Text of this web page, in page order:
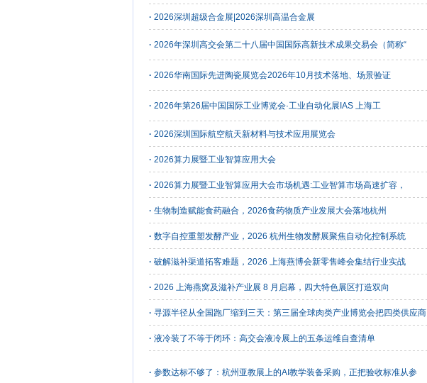
· 2026深圳超级合金展|2026深圳高温合金展
· 2026年深圳高交会第二十八届中国国际高新技术成果交易会（简称“
· 2026华南国际先进陶瓷展览会2026年10月技术落地、场景验证
· 2026年第26届中国国际工业博览会·工业自动化展IAS 上海工
· 2026深圳国际航空航天新材料与技术应用展览会
· 2026算力展暨工业智算应用大会
· 2026算力展暨工业智算应用大会市场机遇:工业智算市场高速扩容，
· 生物制造赋能食药融合，2026食药物质产业发展大会落地杭州
· 数字自控重塑发酵产业，2026 杭州生物发酵展聚焦自动化控制系统
· 破解滋补渠道拓客难题，2026 上海燕博会新零售峰会集结行业实战
· 2026 上海燕窝及滋补产业展 8 月启幕，四大特色展区打造双向
· 寻源半径从全国跑厂缩到三天：第三届全球肉类产业博览会把四类供应商
· 液冷装了不等于闭环：高交会液冷展上的五条运维自查清单
· 参数达标不够了：杭州亚教展上的AI教学装备采购，正把验收标准从参